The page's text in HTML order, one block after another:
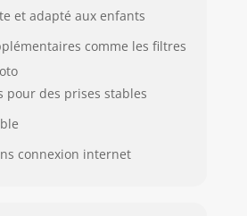
Compatible avec
les ordinateurs, les
ordinateurs
chargeurs
portables avec
heures de prise de
et adapté aux enfants
comme les filtres
pour des prises stables
connexion internet